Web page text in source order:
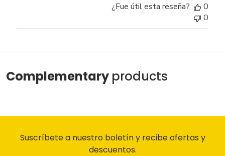
¿Fue útil esta reseña?
0
0
Complementary products
Suscríbete a nuestro boletín y recibe ofertas y
descuentos.